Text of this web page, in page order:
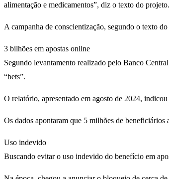
alimentação e medicamentos”, diz o texto do projeto.
A campanha de conscientização, segundo o texto
3 bilhões em apostas online
Segundo levantamento realizado pelo Banco
“bets”.
O relatório, apresentado em agosto de 2024,
Os dados apontaram que 5 milhões de
Uso indevido
Buscando evitar o uso indevido do benefício em